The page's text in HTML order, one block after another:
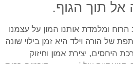
אל תוך הגוף.
ומלמדת אותנו המון על עצמנו
של הורה וילד היא זמן בילוי שונה
היחסים, יצירת אמון וחיזוק